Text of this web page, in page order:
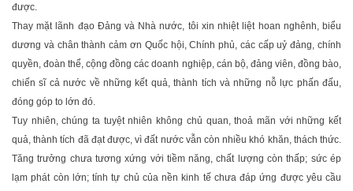
được.
Thay mặt lãnh đạo Đảng và Nhà nước, tôi xin nhiệt liệt hoan nghênh, biểu
dương và chân thành cảm ơn Quốc hội, Chính phủ, các cấp uỷ đảng, chính
quyền, đoàn thể, cộng đồng các doanh nghiệp, cán bộ, đảng viên, đồng bào,
chiến sĩ cả nước về những kết quả, thành tích và những nỗ lực phấn đấu,
đóng góp to lớn đó.
Tuy nhiên, chúng ta tuyệt nhiên không chủ quan, thoả mãn với những kết
quả, thành tích đã đạt được, vì đất nước vẫn còn nhiều khó khăn, thách thức.
Tăng trưởng chưa tương xứng với tiềm năng, chất lượng còn thấp; sức ép
lạm phát còn lớn; tính tự chủ của nền kinh tế chưa đáp ứng được yêu cầu